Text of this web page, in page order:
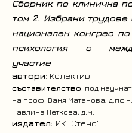
Сборник по клинична
том 2. Избрани трудове
национален конгрес
психология с
участие
автори: Колектив
съставителство: под
на проф. Ваня Матанова, д.пс.н.
Павлина Петкова, д.м.
издател: ИК "Стено"